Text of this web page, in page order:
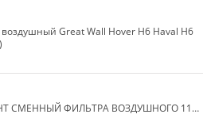
Great Wall Hover H6 Haval H6
ЭЛЕМЕНТ СМЕННЫЙ ФИЛЬТРА ВОЗДУШНОГО 1109110AKZ16A